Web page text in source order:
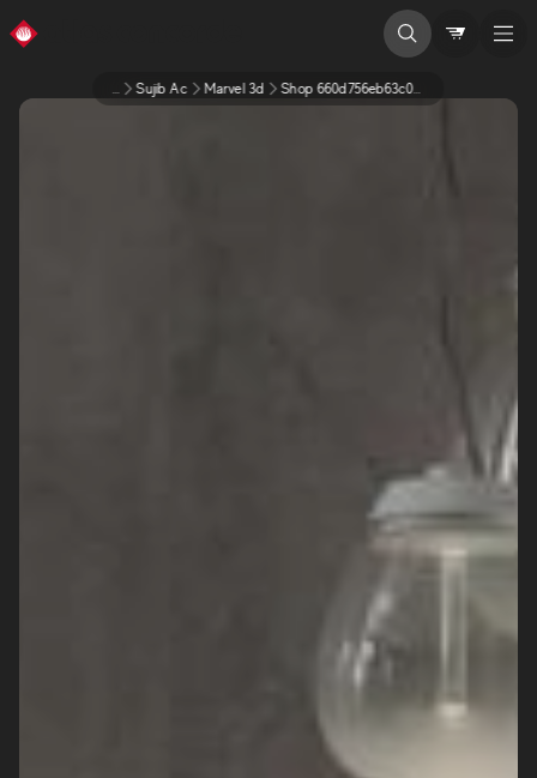
... Sujib Ac Marvel 3d Shop 660d756eb63c0c0ad61490e9